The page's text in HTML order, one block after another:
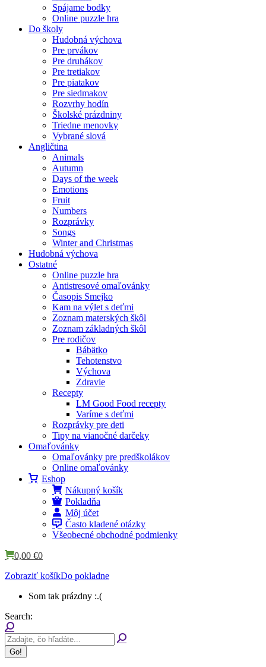
Spájame bodky
Online puzzle hra
Do školy
Hudobná výchova
Pre prvákov
Pre druhákov
Pre tretiakov
Pre piatakov
Pre siedmakov
Rozvrhy hodín
Školské prázdniny
Triedne menovky
Vybrané slová
Angličtina
Animals
Autumn
Days of the week
Emotions
Fruit
Numbers
Rozprávky
Songs
Winter and Christmas
Hudobná výchova
Ostatné
Online puzzle hra
Antistresové omaľovánky
Časopis Smejko
Kam na výlet s deťmi
Zoznam materských škôl
Zoznam základných škôl
Pre rodičov
Bábätko
Tehotenstvo
Výchova
Zdravie
Recepty
LM Good Food recepty
Varíme s deťmi
Rozprávky pre deti
Tipy na vianočné darčeky
Omaľovánky
Omaľovánky pre predškolákov
Online omaľovánky
Eshop
Nákupný košík
Pokladňa
Môj účet
Často kladené otázky
Všeobecné obchodné podmienky
0,00 €0
Zobraziť košíkDo pokladne
Som tak prázdny :.(
Search: